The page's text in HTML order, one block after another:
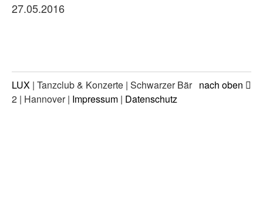
27.05.2016
nach oben
LUX | Tanzclub & Konzerte | Schwarzer Bär
2 | Hannover | Impressum | Datenschutz